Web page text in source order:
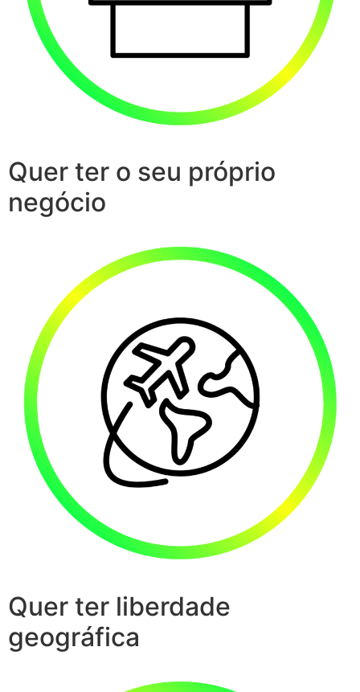
Quer ter o seu próprio
negócio
Quer ter liberdade
geográfica